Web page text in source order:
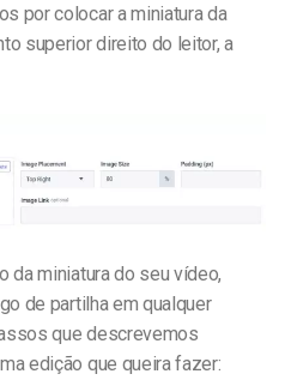
por colocar a miniatura da
superior direito do leitor, a
da miniatura do seu vídeo,
de partilha em qualquer
que descrevemos
edição que queira fazer: